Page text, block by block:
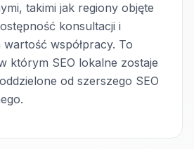
takimi jak regiony objęte
konsultacji i
wartość współpracy. To
którym SEO lokalne zostaje
od szerszego SEO